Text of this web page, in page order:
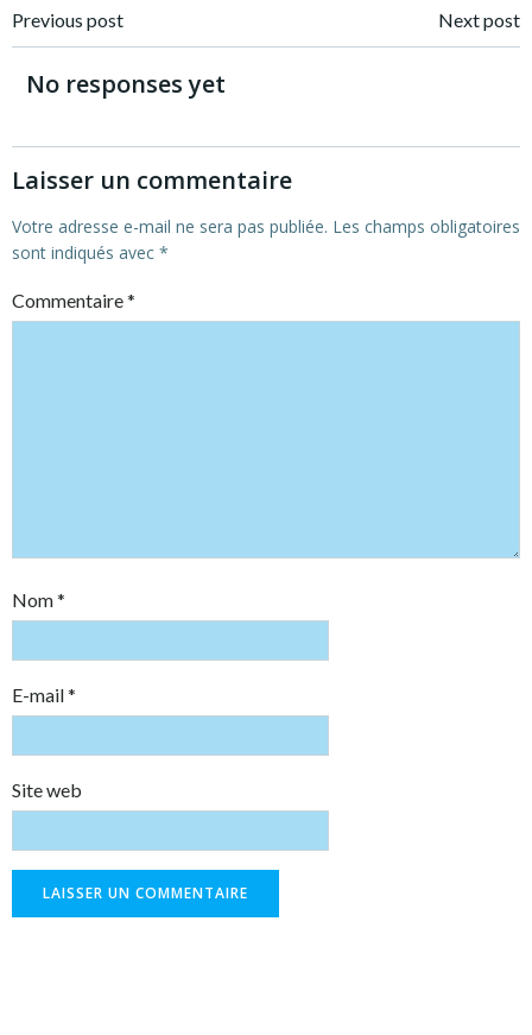
Post
navigation
Previous post Next post
No responses yet
Laisser un commentaire
Votre adresse e-mail ne sera pas publiée. Les champs obligatoires
sont indiqués avec *
Commentaire*
Nom*
E-mail*
Site web